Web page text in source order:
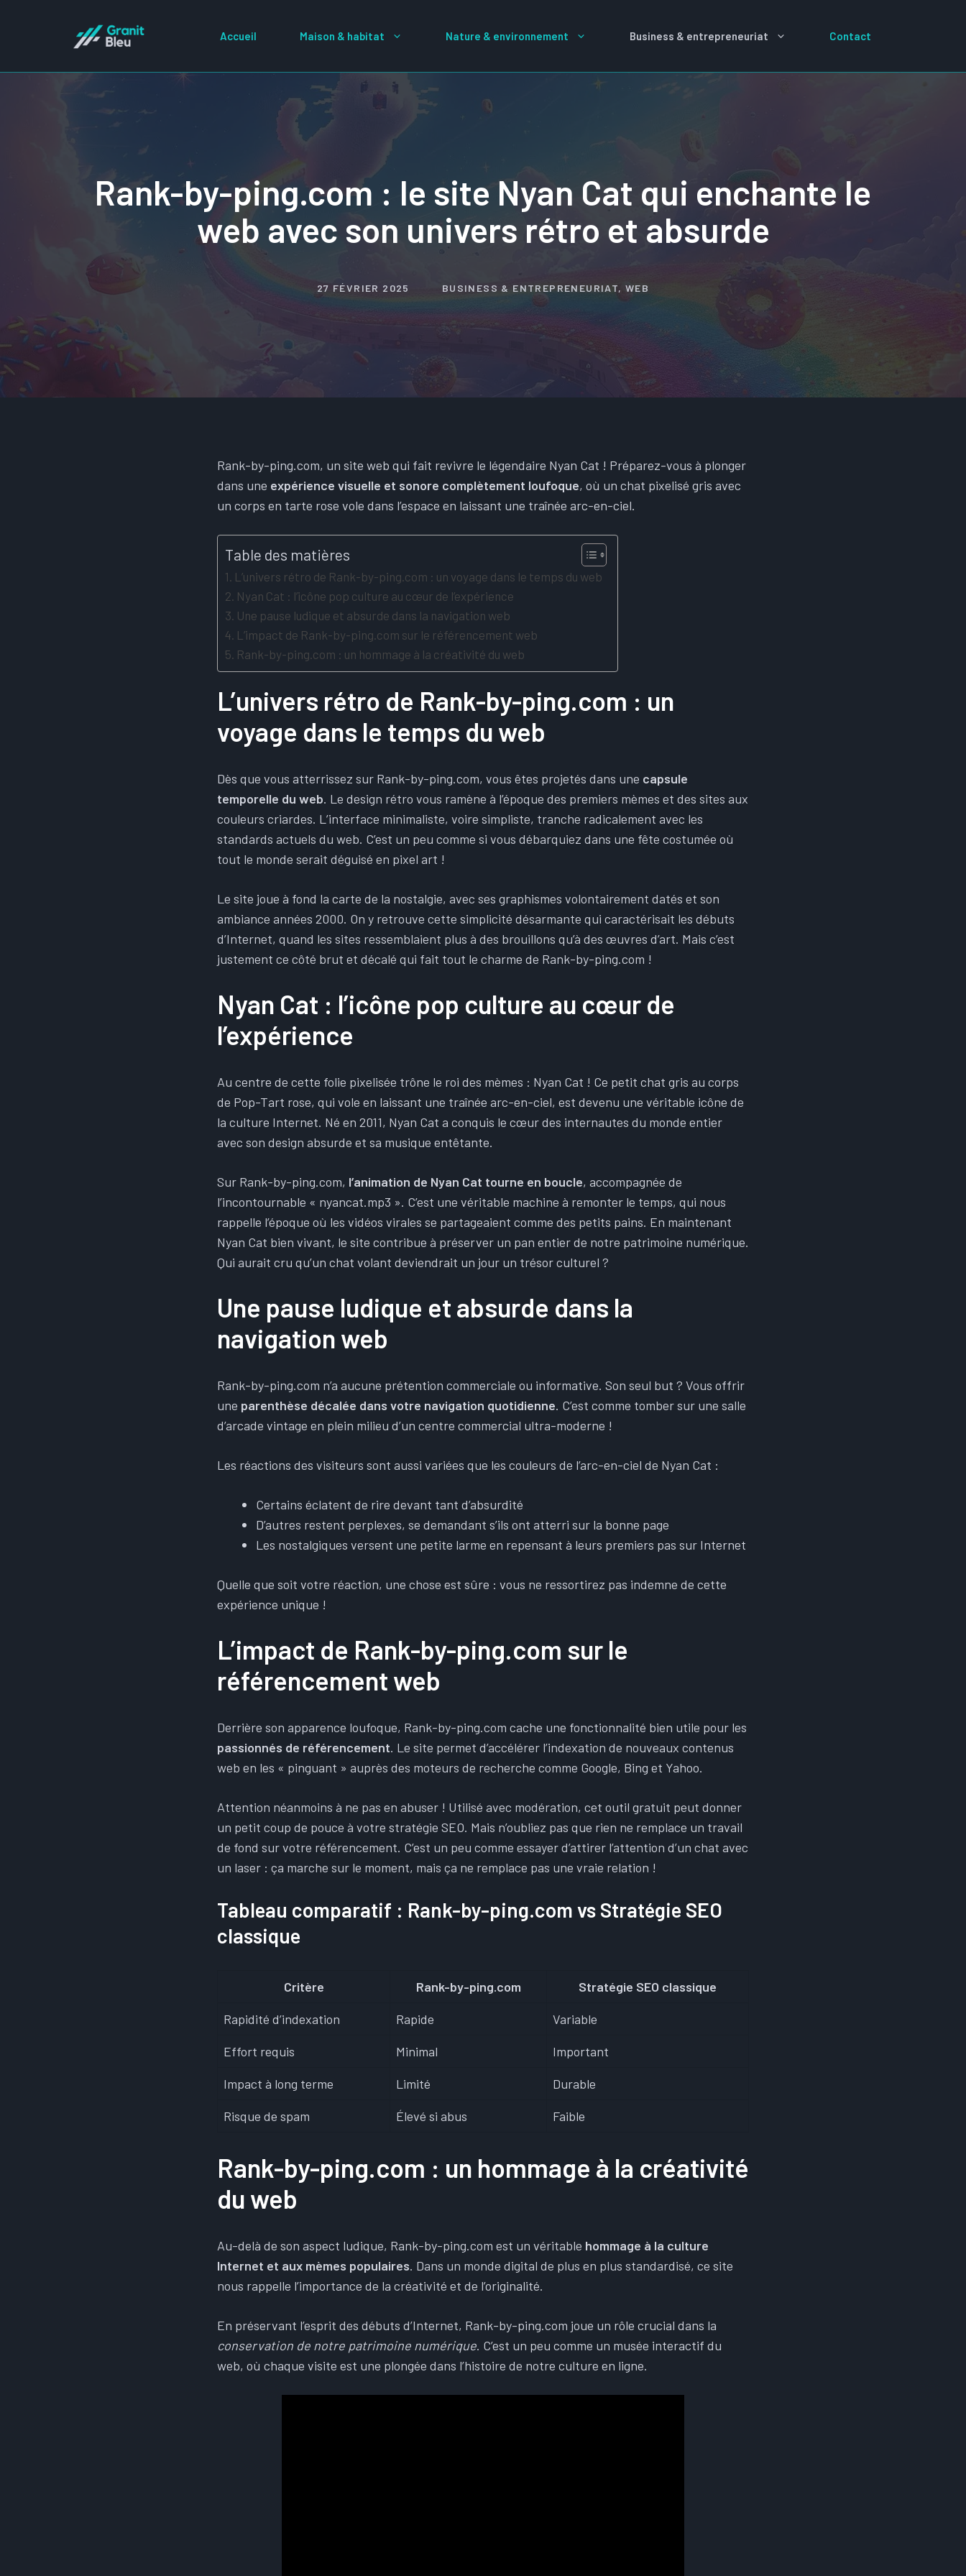
Accueil Maison & habitat Nature & environnement Business & entrepreneuriat Contact
Rank-by-ping.com : le site Nyan Cat qui enchante le
web avec son univers rétro et absurde
27 FÉVRIER 2025 BUSINESS & ENTREPRENEURIAT, WEB
Rank-by-ping.com, un site web qui fait revivre le légendaire Nyan Cat ! Préparez-vous à plonger
dans une expérience visuelle et sonore complètement loufoque, où un chat pixelisé gris avec
un corps en tarte rose vole dans l’espace en laissant une traînée arc-en-ciel.
Table des matières
L’univers rétro de Rank-by-ping.com : un voyage dans le temps du web
Nyan Cat : l’icône pop culture au cœur de l’expérience
Une pause ludique et absurde dans la navigation web
L’impact de Rank-by-ping.com sur le référencement web
Rank-by-ping.com : un hommage à la créativité du web
L’univers rétro de Rank-by-ping.com : un
voyage dans le temps du web
Dès que vous atterrissez sur Rank-by-ping.com, vous êtes projetés dans une capsule
temporelle du web. Le design rétro vous ramène à l’époque des premiers mèmes et des sites aux
couleurs criardes. L’interface minimaliste, voire simpliste, tranche radicalement avec les
standards actuels du web. C’est un peu comme si vous débarquiez dans une fête costumée où
tout le monde serait déguisé en pixel art !
Le site joue à fond la carte de la nostalgie, avec ses graphismes volontairement datés et son
ambiance années 2000. On y retrouve cette simplicité désarmante qui caractérisait les débuts
d’Internet, quand les sites ressemblaient plus à des brouillons qu’à des œuvres d’art. Mais c’est
justement ce côté brut et décalé qui fait tout le charme de Rank-by-ping.com !
Nyan Cat : l’icône pop culture au cœur de
l’expérience
Au centre de cette folie pixelisée trône le roi des mèmes : Nyan Cat ! Ce petit chat gris au corps
de Pop-Tart rose, qui vole en laissant une traînée arc-en-ciel, est devenu une véritable icône de
la culture Internet. Né en 2011, Nyan Cat a conquis le cœur des internautes du monde entier
avec son design absurde et sa musique entêtante.
Sur Rank-by-ping.com, l’animation de Nyan Cat tourne en boucle, accompagnée de
l’incontournable « nyancat.mp3 ». C’est une véritable machine à remonter le temps, qui nous
rappelle l’époque où les vidéos virales se partageaient comme des petits pains. En maintenant
Nyan Cat bien vivant, le site contribue à préserver un pan entier de notre patrimoine numérique.
Qui aurait cru qu’un chat volant deviendrait un jour un trésor culturel ?
Une pause ludique et absurde dans la
navigation web
Rank-by-ping.com n’a aucune prétention commerciale ou informative. Son seul but ? Vous offrir
une parenthèse décalée dans votre navigation quotidienne. C’est comme tomber sur une salle
d’arcade vintage en plein milieu d’un centre commercial ultra-moderne !
Les réactions des visiteurs sont aussi variées que les couleurs de l’arc-en-ciel de Nyan Cat :
Certains éclatent de rire devant tant d’absurdité
D’autres restent perplexes, se demandant s’ils ont atterri sur la bonne page
Les nostalgiques versent une petite larme en repensant à leurs premiers pas sur Internet
Quelle que soit votre réaction, une chose est sûre : vous ne ressortirez pas indemne de cette
expérience unique !
L’impact de Rank-by-ping.com sur le
référencement web
Derrière son apparence loufoque, Rank-by-ping.com cache une fonctionnalité bien utile pour les
passionnés de référencement. Le site permet d’accélérer l’indexation de nouveaux contenus
web en les « pinguant » auprès des moteurs de recherche comme Google, Bing et Yahoo.
Attention néanmoins à ne pas en abuser ! Utilisé avec modération, cet outil gratuit peut donner
un petit coup de pouce à votre stratégie SEO. Mais n’oubliez pas que rien ne remplace un travail
de fond sur votre référencement. C’est un peu comme essayer d’attirer l’attention d’un chat avec
un laser : ça marche sur le moment, mais ça ne remplace pas une vraie relation !
Tableau comparatif : Rank-by-ping.com vs Stratégie SEO
classique
Critère Rank-by-ping.com Stratégie SEO classique
Rapidité d’indexation Rapide Variable
Effort requis Minimal Important
Impact à long terme Limité Durable
Risque de spam Élevé si abus Faible
Rank-by-ping.com : un hommage à la créativité
du web
Au-delà de son aspect ludique, Rank-by-ping.com est un véritable hommage à la culture
Internet et aux mèmes populaires. Dans un monde digital de plus en plus standardisé, ce site
nous rappelle l’importance de la créativité et de l’originalité.
En préservant l’esprit des débuts d’Internet, Rank-by-ping.com joue un rôle crucial dans la
conservation de notre patrimoine numérique. C’est un peu comme un musée interactif du
web, où chaque visite est une plongée dans l’histoire de notre culture en ligne.